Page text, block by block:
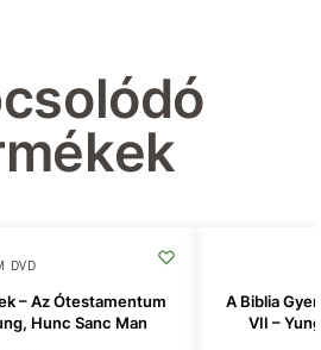
DVD
– Az Ótestamentum
Hunc Sanc Man
A Biblia
VII –